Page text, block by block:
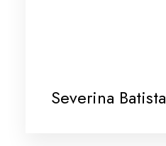
Severina Batista